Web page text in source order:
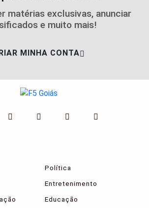
matérias exclusivas, anunciar
e muito mais!
MINHA CONTA
Política
Entretenimento
Educação